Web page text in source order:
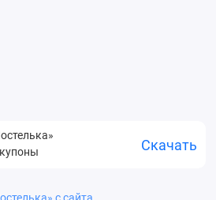
Скачать